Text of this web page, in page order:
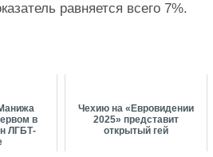
равняется всего 7%.
в
ЛГБТ-
Чехию на «Евровидении
2025» представит
открытый гей